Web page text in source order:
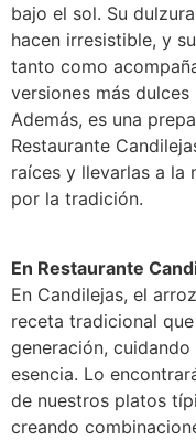
bajo el sol. Su
hacen irresistible, y
tanto como
versiones más
Además, es una
Restaurante
raíces y llevarlas a la
por la tradición.
En Restaurante
En Candilejas, el
receta tradicional
generación,
esencia. Lo
de nuestros platos
creando